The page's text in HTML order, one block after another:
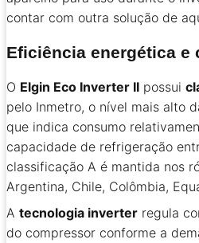
contar com outra solução de
Eficiência energética e
O Elgin Eco Inverter II possui
pelo Inmetro, o nível mais alto
que indica consumo
capacidade de refrigeração
classificação A é mantida nos
Argentina, Chile, Colômbia,
A tecnologia inverter regula
do compressor conforme a